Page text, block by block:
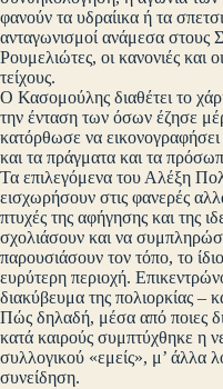
φανούν τα υδραίικα ή τα
ανταγωνισμοί ανάμεσα στους
Ρουμελιώτες, οι κανονιές και
τείχους.
Ο Κασομούλης διαθέτει το
την ένταση των όσων έζησε
κατόρθωσε να εικονογραφήσει
και τα πράγματα και τα
Τα επιλεγόμενα του Αλέξη
εισχωρήσουν στις φανερές
πτυχές της αφήγησης και της
σχολιάσουν και να
παρουσιάσουν τον τόπο, το
ευρύτερη περιοχή.
διακύβευμα της πολιορκίας –
Πώς δηλαδή, μέσα από ποιες
κατά καιρούς συμπτύχθηκε η
συλλογικού «εμείς», μ’ άλλα
συνείδηση.